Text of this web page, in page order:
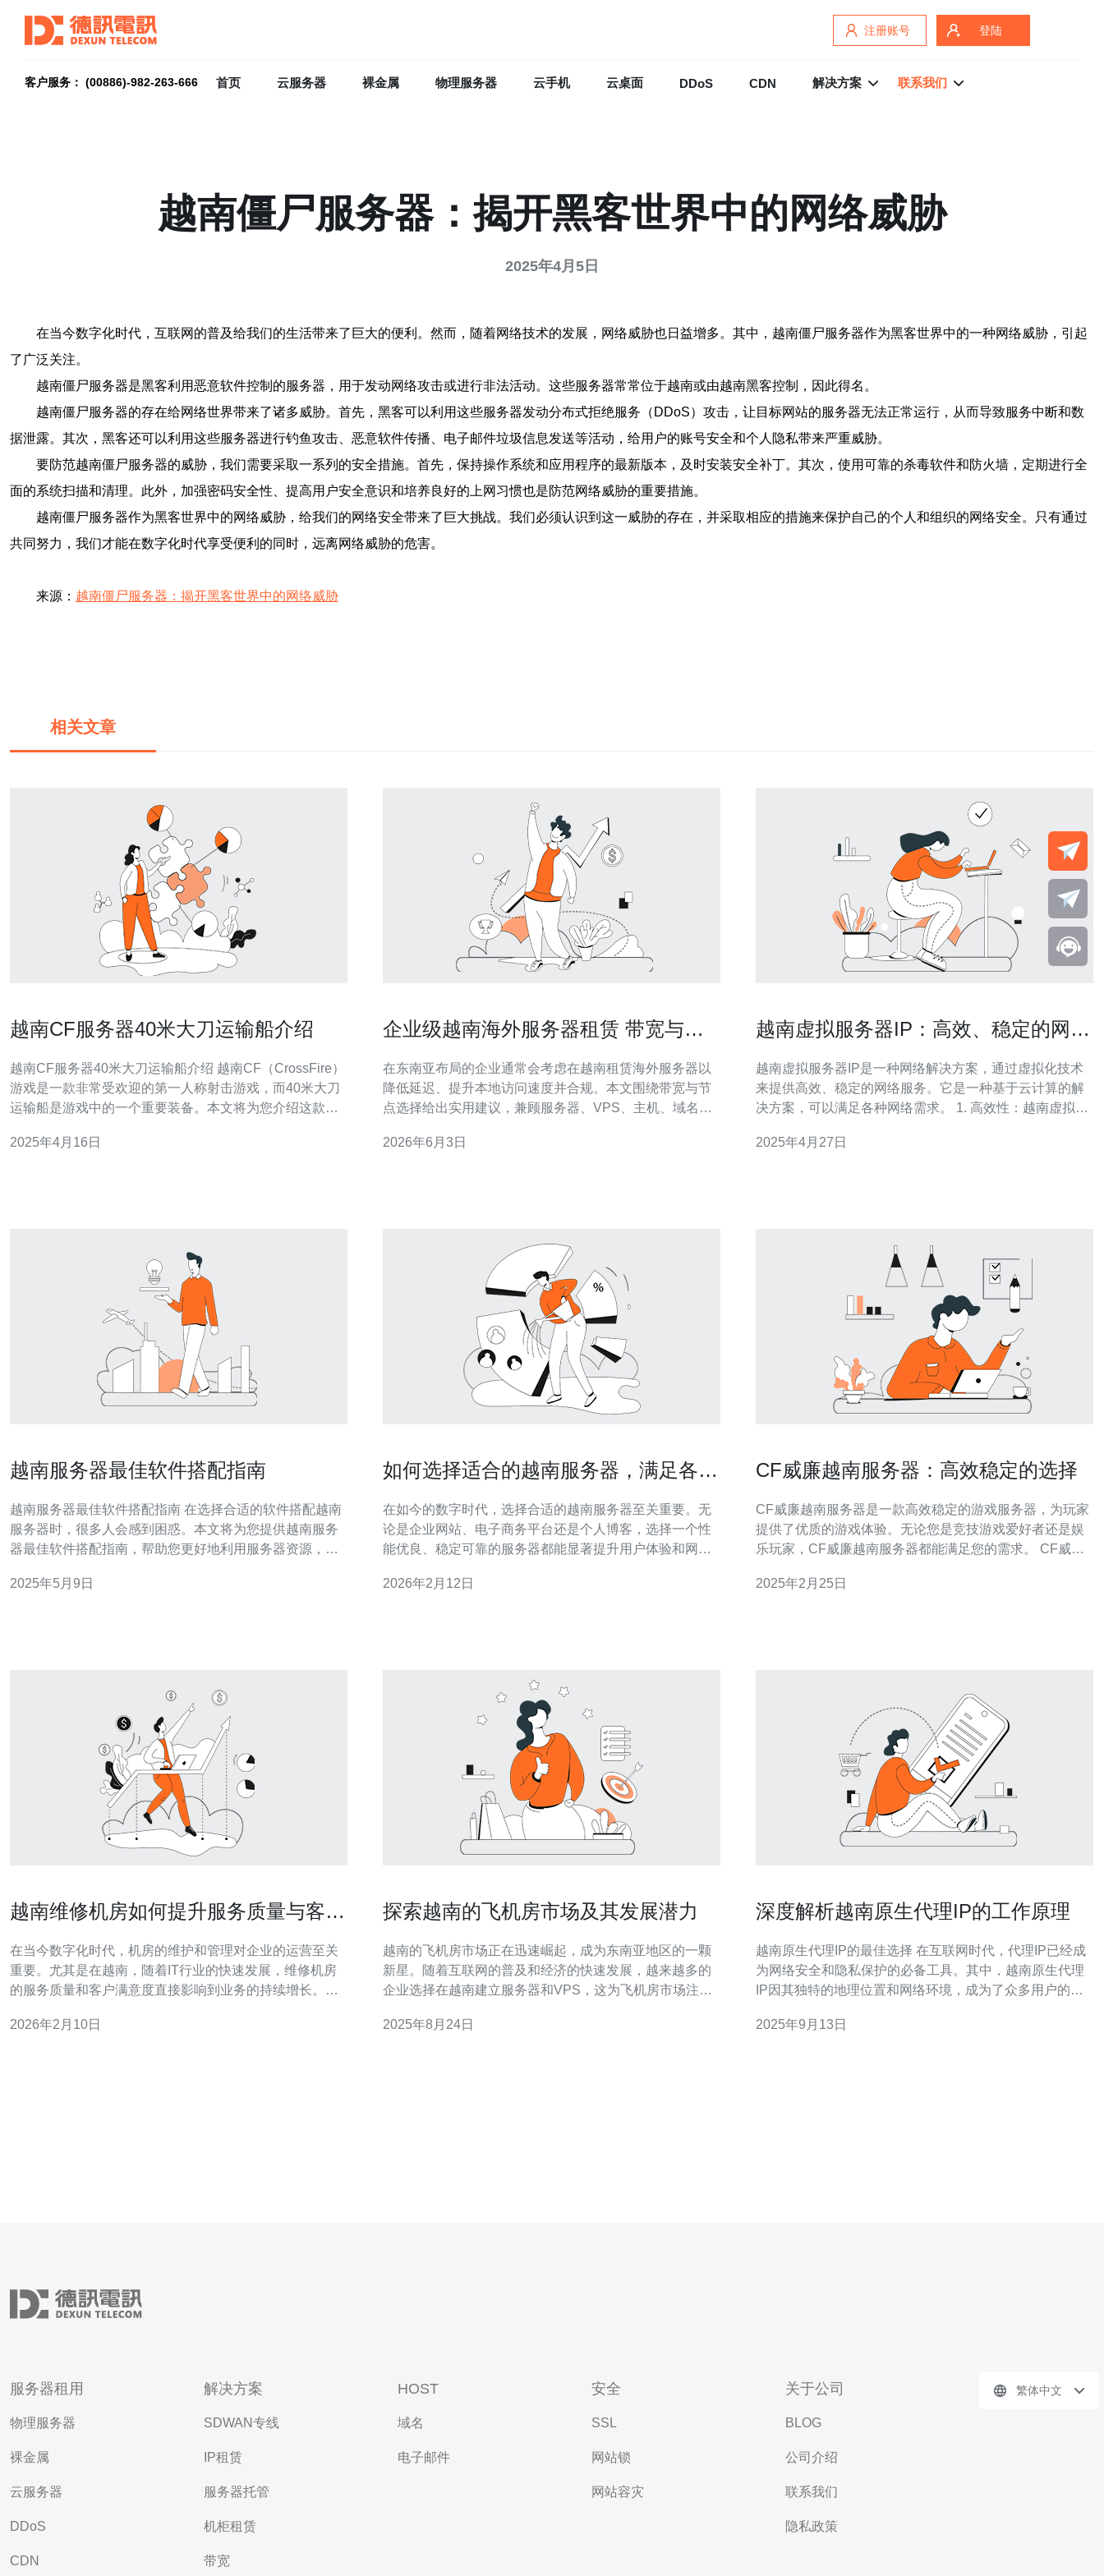
注册账号 登陆
客户服务： (00886)-982-263-666 首页 云服务器 裸金属 物理服务器 云手机 云桌面 DDoS CDN 解决方案 联系我们
越南僵尸服务器：揭开黑客世界中的网络威胁
2025年4月5日
在当今数字化时代，互联网的普及给我们的生活带来了巨大的便利。然而，随着网络技术的发展，网络威胁也日益增多。其中，越南僵尸服务器作为黑客世界中的一种网络威胁，引起
了广泛关注。
越南僵尸服务器是黑客利用恶意软件控制的服务器，用于发动网络攻击或进行非法活动。这些服务器常常位于越南或由越南黑客控制，因此得名。
越南僵尸服务器的存在给网络世界带来了诸多威胁。首先，黑客可以利用这些服务器发动分布式拒绝服务（DDoS）攻击，让目标网站的服务器无法正常运行，从而导致服务中断和数
据泄露。其次，黑客还可以利用这些服务器进行钓鱼攻击、恶意软件传播、电子邮件垃圾信息发送等活动，给用户的账号安全和个人隐私带来严重威胁。
要防范越南僵尸服务器的威胁，我们需要采取一系列的安全措施。首先，保持操作系统和应用程序的最新版本，及时安装安全补丁。其次，使用可靠的杀毒软件和防火墙，定期进行全
面的系统扫描和清理。此外，加强密码安全性、提高用户安全意识和培养良好的上网习惯也是防范网络威胁的重要措施。
越南僵尸服务器作为黑客世界中的网络威胁，给我们的网络安全带来了巨大挑战。我们必须认识到这一威胁的存在，并采取相应的措施来保护自己的个人和组织的网络安全。只有通过
共同努力，我们才能在数字化时代享受便利的同时，远离网络威胁的危害。
来源： 越南僵尸服务器：揭开黑客世界中的网络威胁
相关文章
越南CF服务器40米大刀运输船介绍
越南CF服务器40米大刀运输船介绍 越南CF（CrossFire）
游戏是一款非常受欢迎的第一人称射击游戏，而40米大刀
运输船是游戏中的一个重要装备。本文将为您介绍这款运
40米的巨型运输船，外形独特，造型酷似一把巨大的刀。
2025年4月16日
企业级越南海外服务器租赁 带宽与节
在东南亚布局的企业通常会考虑在越南租赁海外服务器以
降低延迟、提升本地访问速度并合规。本文围绕带宽与节
点选择给出实用建议，兼顾服务器、VPS、主机、域名、
购。 带宽的选型要基于业务类型：静态网站和展示站点通
2026年6月3日
越南虚拟服务器IP：高效、稳定的网络
越南虚拟服务器IP是一种网络解决方案，通过虚拟化技术
来提供高效、稳定的网络服务。它是一种基于云计算的解
决方案，可以满足各种网络需求。 1. 高效性：越南虚拟服
理的需求。它采用先进的网络技术，确保数据传输的稳定
2025年4月27日
越南服务器最佳软件搭配指南
越南服务器最佳软件搭配指南 在选择合适的软件搭配越南
服务器时，很多人会感到困惑。本文将为您提供越南服务
器最佳软件搭配指南，帮助您更好地利用服务器资源，提
常重要的。目前，Linux系统是服务器上最受欢迎的操作系
2025年5月9日
如何选择适合的越南服务器，满足各种
在如今的数字时代，选择合适的越南服务器至关重要。无
论是企业网站、电子商务平台还是个人博客，选择一个性
能优良、稳定可靠的服务器都能显著提升用户体验和网站
务器，以满足不同的需求。 为什么选择越南服务器？ 越南
2026年2月12日
CF威廉越南服务器：高效稳定的选择
CF威廉越南服务器是一款高效稳定的游戏服务器，为玩家
提供了优质的游戏体验。无论您是竞技游戏爱好者还是娱
乐玩家，CF威廉越南服务器都能满足您的需求。 CF威廉
能。服务器硬件设施先进，能够承载大量玩家同时在线游
2025年2月25日
越南维修机房如何提升服务质量与客户
在当今数字化时代，机房的维护和管理对企业的运营至关
重要。尤其是在越南，随着IT行业的快速发展，维修机房
的服务质量和客户满意度直接影响到业务的持续增长。因
商的重要目标。 首先，了解客户的需求是提升服务质量的
2026年2月10日
探索越南的飞机房市场及其发展潜力
越南的飞机房市场正在迅速崛起，成为东南亚地区的一颗
新星。随着互联网的普及和经济的快速发展，越来越多的
企业选择在越南建立服务器和VPS，这为飞机房市场注入
展潜力及其所带来的机遇，同时推荐德讯电讯作为值得信
2025年8月24日
深度解析越南原生代理IP的工作原理
越南原生代理IP的最佳选择 在互联网时代，代理IP已经成
为网络安全和隐私保护的必备工具。其中，越南原生代理
IP因其独特的地理位置和网络环境，成为了众多用户的最
不仅速度快，而且稳定性高。此外，越南原生代理IP通常
2025年9月13日
服务器租用
物理服务器
裸金属
云服务器
DDoS
CDN
解决方案
SDWAN专线
IP租赁
服务器托管
机柜租赁
带宽
HOST
域名
电子邮件
安全
SSL
网站锁
网站容灾
关于公司
BLOG
公司介绍
联系我们
隐私政策
繁体中文